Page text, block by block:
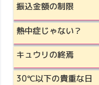
振込金額の制限
熱中症じゃない？
キュウリの終焉
30℃以下の貴重な日